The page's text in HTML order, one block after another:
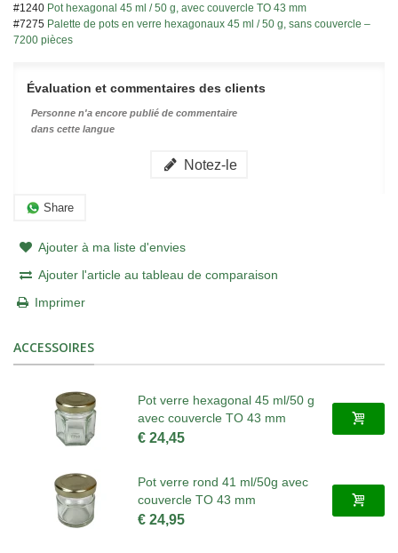
#1240 Pot hexagonal 45 ml / 50 g, avec couvercle TO 43 mm
#7275 Palette de pots en verre hexagonaux 45 ml / 50 g, sans couvercle –
7200 pièces
Évaluation et commentaires des clients
Personne n'a encore publié de commentaire
dans cette langue
Notez-le
Share
Ajouter à ma liste d'envies
Ajouter l'article au tableau de comparaison
Imprimer
ACCESSOIRES
Pot verre hexagonal 45 ml/50 g
avec couvercle TO 43 mm
€ 24,45
Pot verre rond 41 ml/50g avec
couvercle TO 43 mm
€ 24,95